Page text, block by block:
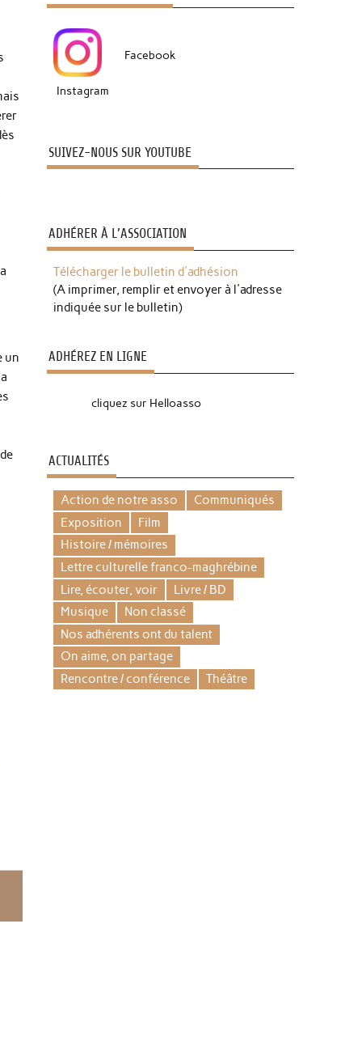
un
Instagram
Facebook
SUIVEZ-NOUS SUR YOUTUBE
ADHÉRER À L’ASSOCIATION
Télécharger le bulletin d'adhésion
(A imprimer, remplir et envoyer à l'adresse
indiquée sur le bulletin)
ADHÉREZ EN LIGNE
cliquez sur Helloasso
ACTUALITÉS
Action de notre asso
Communiqués
Exposition
Film
Histoire / mémoires
Lettre culturelle franco-maghrébine
Lire, écouter, voir
Livre / BD
Musique
Non classé
Nos adhérents ont du talent
On aime, on partage
Rencontre / conférence
Théâtre